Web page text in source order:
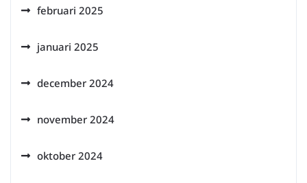
februari 2025
januari 2025
december 2024
november 2024
oktober 2024